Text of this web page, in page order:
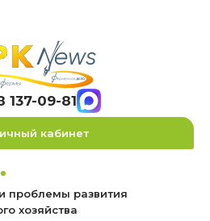
137-09-81
кабинет
проблемы развития
хозяйства